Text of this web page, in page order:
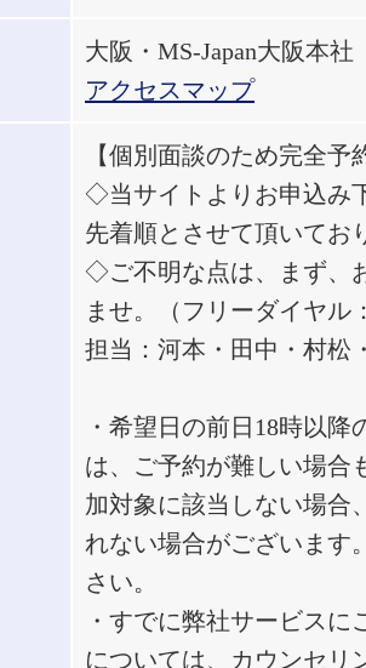
大阪・MS-Japan大阪本社
アクセスマップ
【個別面談のため完全予
◇当サイトよりお申込み
先着順とさせて頂いてお
◇ご不明な点は、まず、
ませ。（フリーダイヤル
担当：河本・田中・村松
・希望日の前日18時以
は、ご予約が難しい場合
加対象に該当しない場合
れない場合がございます
さい。
・すでに弊社サービス
については、カウンセリ